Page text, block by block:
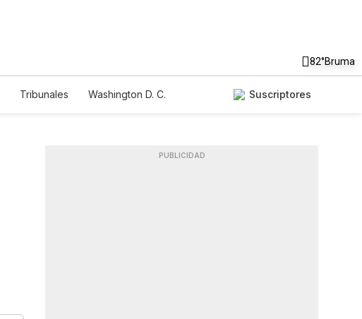
82°Bruma
Tribunales
Washington D. C.
Suscriptores
PUBLICIDAD